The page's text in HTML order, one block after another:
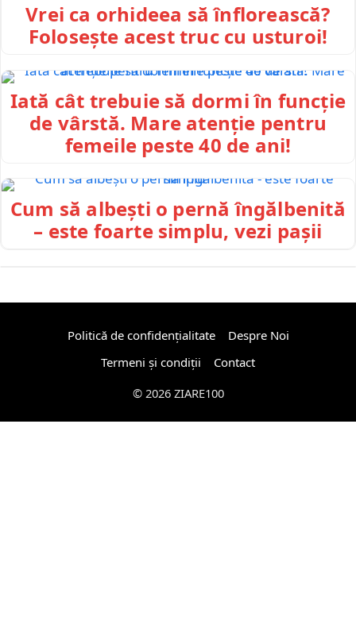
Vrei ca orhideea să înflorească?
Folosește acest truc cu usturoi!
Iată cât trebuie să dormi în funcție
de vârstă. Mare atenție pentru
femeile peste 40 de ani!
Cum să albești o pernă îngălbenită
– este foarte simplu, vezi pașii
Politică de confidențialitate
Despre Noi
Termeni și condiții
Contact
© 2026 ZIARE100